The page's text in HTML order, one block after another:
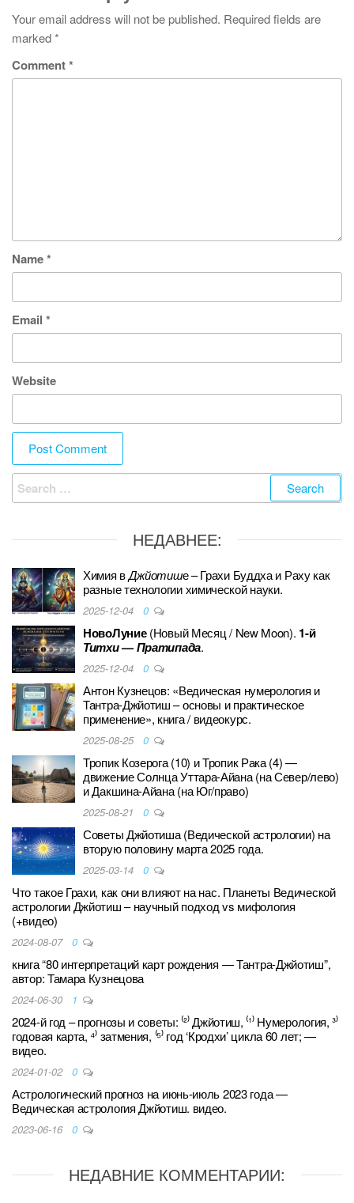
Your email address will not be published. Required fields are
marked*
Comment*
Name*
Email *
Website
Search
for:
НЕДАВНЕЕ:
Химия вДжйотише – Грахи Буддха и Раху как
разные технологии химической науки.
2025-12-04 0
НовоЛуние(Новый Месяц / New Moon). 1-й
Титхи—Пратипада.
2025-12-04 0
Антон Кузнецов: «Ведическая нумерология и
Тантра-Джйотиш – основы и практическое
применение», книга / видеокурс.
2025-08-25 0
Тропик Козерога (10) и Тропик Рака (4) —
движение Солнца Уттара-Айана (на Север/лево)
и Дакшина-Айана (на Юг/право)
2025-08-21 0
Советы Джйотиша (Ведической астрологии) на
вторую половину марта 2025 года.
2025-03-14 0
Что такое Грахи, как они влияют на нас. Планеты Ведической
астрологии Джйотиш – научный подход vs мифология
(+видео)
2024-08-07 0
книга “80 интерпретаций карт рождения — Тантра-Джйотиш”,
автор: Тамара Кузнецова
2024-06-30 1
2024-й год – прогнозы и советы: ⁽²⁾ Джйотиш, ⁽¹⁾ Нумерология, ³⁾
годовая карта, ⁴⁾ затмения, ⁽⁵⁾ год ‘Кродхи’ цикла 60 лет; —
видео.
2024-01-02 0
Астрологический прогноз на июнь-июль 2023 года —
Ведическая астрология Джйотиш. видео.
2023-06-16 0
НЕДАВНИЕ КОММЕНТАРИИ: